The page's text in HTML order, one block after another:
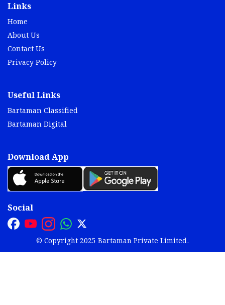
Links
Home
About Us
Contact Us
Privacy Policy
Useful Links
Bartaman Classified
Bartaman Digital
Download App
Social
© Copyright 2025 Bartaman Private Limited.